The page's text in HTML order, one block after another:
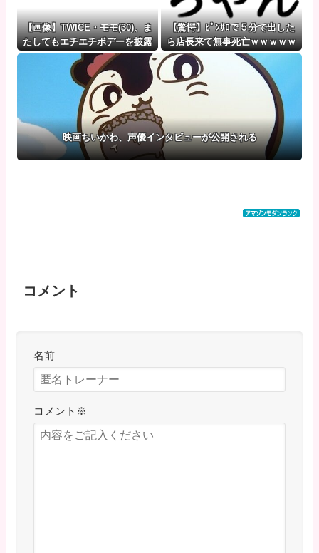
【画像】TWICE・モモ(30)、ま
たしてもエチエチボデーを披露
wwwwwwwwww
【驚愕】ﾋﾟﾝｻﾛで５分で出した
ら店長来て無事死亡ｗｗｗｗｗ
ｗｗｗｗｗwwww
映画ちいかわ、声優インタビューが公開される
コメント
名前
コメント ※